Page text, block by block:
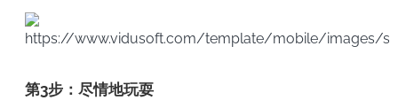
第3步：尽情地玩耍